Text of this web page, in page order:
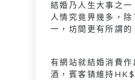
結婚乃人生大事之
人情究竟畀幾多，
一，坊間更有所謂的
有網站就結婚消費
酒，賓客锖維持